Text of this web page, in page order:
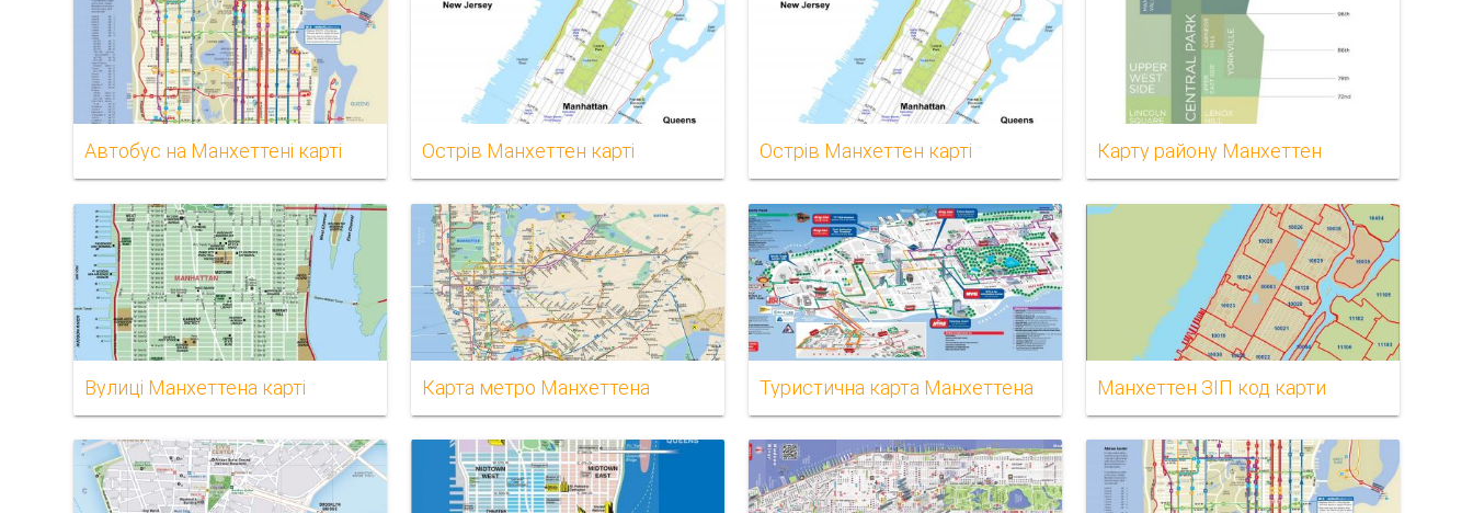
Автобус на Манхеттені карті Острів Манхеттен карті Острів Манхеттен карті Карту району Манхеттен
Вулиці Манхеттена карті Карта метро Манхеттена Туристична карта Манхеттена Манхеттен ЗІП код карти